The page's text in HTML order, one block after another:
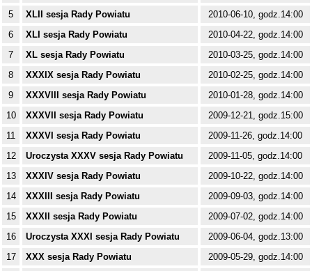
5
XLII sesja Rady Powiatu
2010-06-10, godz.14:00
6
XLI sesja Rady Powiatu
2010-04-22, godz.14:00
7
XL sesja Rady Powiatu
2010-03-25, godz.14:00
8
XXXIX sesja Rady Powiatu
2010-02-25, godz.14:00
9
XXXVIII sesja Rady Powiatu
2010-01-28, godz.14:00
10
XXXVII sesja Rady Powiatu
2009-12-21, godz.15:00
11
XXXVI sesja Rady Powiatu
2009-11-26, godz.14:00
12
Uroczysta XXXV sesja Rady Powiatu
2009-11-05, godz.14:00
13
XXXIV sesja Rady Powiatu
2009-10-22, godz.14:00
14
XXXIII sesja Rady Powiatu
2009-09-03, godz.14:00
15
XXXII sesja Rady Powiatu
2009-07-02, godz.14:00
16
Uroczysta XXXI sesja Rady Powiatu
2009-06-04, godz.13:00
17
XXX sesja Rady Powiatu
2009-05-29, godz.14:00